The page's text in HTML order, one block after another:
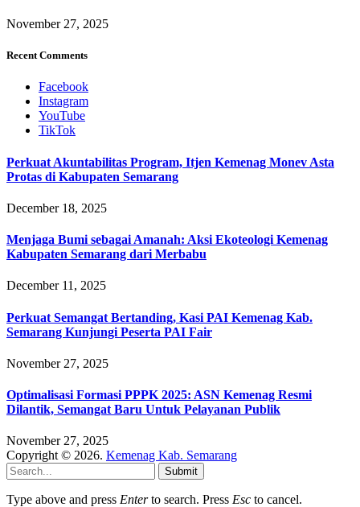
November 27, 2025
Recent Comments
Facebook
Instagram
YouTube
TikTok
Perkuat Akuntabilitas Program, Itjen Kemenag Monev Asta
Protas di Kabupaten Semarang
December 18, 2025
Menjaga Bumi sebagai Amanah: Aksi Ekoteologi Kemenag
Kabupaten Semarang dari Merbabu
December 11, 2025
Perkuat Semangat Bertanding, Kasi PAI Kemenag Kab.
Semarang Kunjungi Peserta PAI Fair
November 27, 2025
Optimalisasi Formasi PPPK 2025: ASN Kemenag Resmi
Dilantik, Semangat Baru Untuk Pelayanan Publik
November 27, 2025
Copyright © 2026. Kemenag Kab. Semarang
Submit
Type above and press Enterto search. Press Esc to cancel.